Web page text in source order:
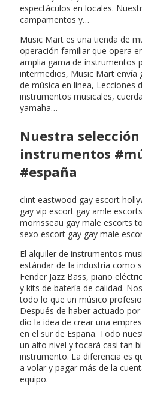
espectáculos en locales.
campamentos y…
Music Mart es una tienda de
operación familiar que opera
amplia gama de instrumentos
intermedios, Music Mart envía
de música en línea, Lecciones
instrumentos musicales,
yamaha…
Nuestra
instrumentos
#españa
clint eastwood gay escort
gay vip escort gay amle
morrisseau gay male escorts
sexo escort gay gay male
El alquiler de instrumentos
estándar de la industria como
Fender Jazz Bass, piano
y kits de batería de calidad.
todo lo que un músico
Después de haber actuado
dio la idea de crear una
en el sur de España. Todo
un alto nivel y tocará casi tan
instrumento. La diferencia es
a volar y pagar más de la
equipo.